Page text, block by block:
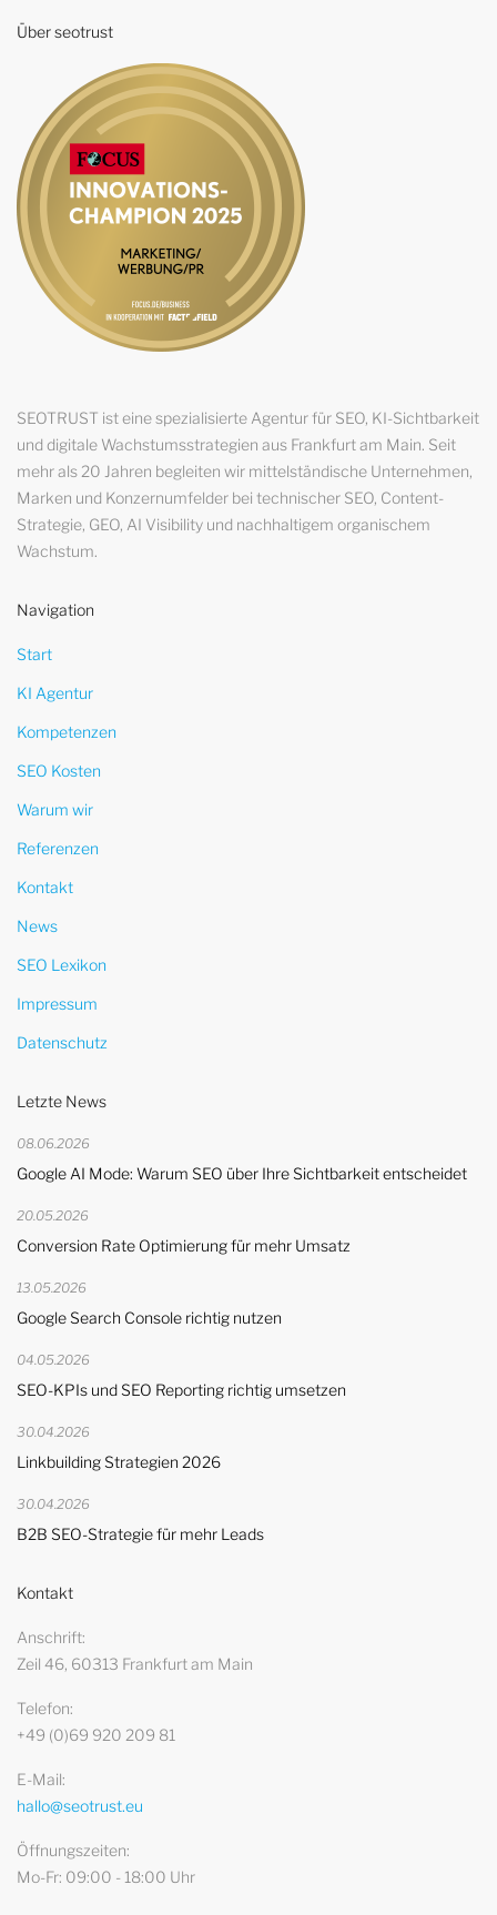
Über seotrust
SEOTRUST ist eine spezialisierte Agentur für SEO, KI-Sichtbarkeit
und digitale Wachstumsstrategien aus Frankfurt am Main. Seit
mehr als 20 Jahren begleiten wir mittelständische Unternehmen,
Marken und Konzernumfelder bei technischer SEO, Content-
Strategie, GEO, AI Visibility und nachhaltigem organischem
Wachstum.
Navigation
Start
KI Agentur
Kompetenzen
SEO Kosten
Warum wir
Referenzen
Kontakt
News
SEO Lexikon
Impressum
Datenschutz
Letzte News
08.06.2026
Google AI Mode: Warum SEO über Ihre Sichtbarkeit entscheidet
20.05.2026
Conversion Rate Optimierung für mehr Umsatz
13.05.2026
Google Search Console richtig nutzen
04.05.2026
SEO-KPIs und SEO Reporting richtig umsetzen
30.04.2026
Linkbuilding Strategien 2026
30.04.2026
B2B SEO-Strategie für mehr Leads
Kontakt
Anschrift
Zeil 46, 60313 Frankfurt am Main
Telefon
+49 (0)69 920 209 81
E-Mail
hallo@seotrust.eu
Öffnungszeiten
Mo-Fr: 09:00 - 18:00 Uhr